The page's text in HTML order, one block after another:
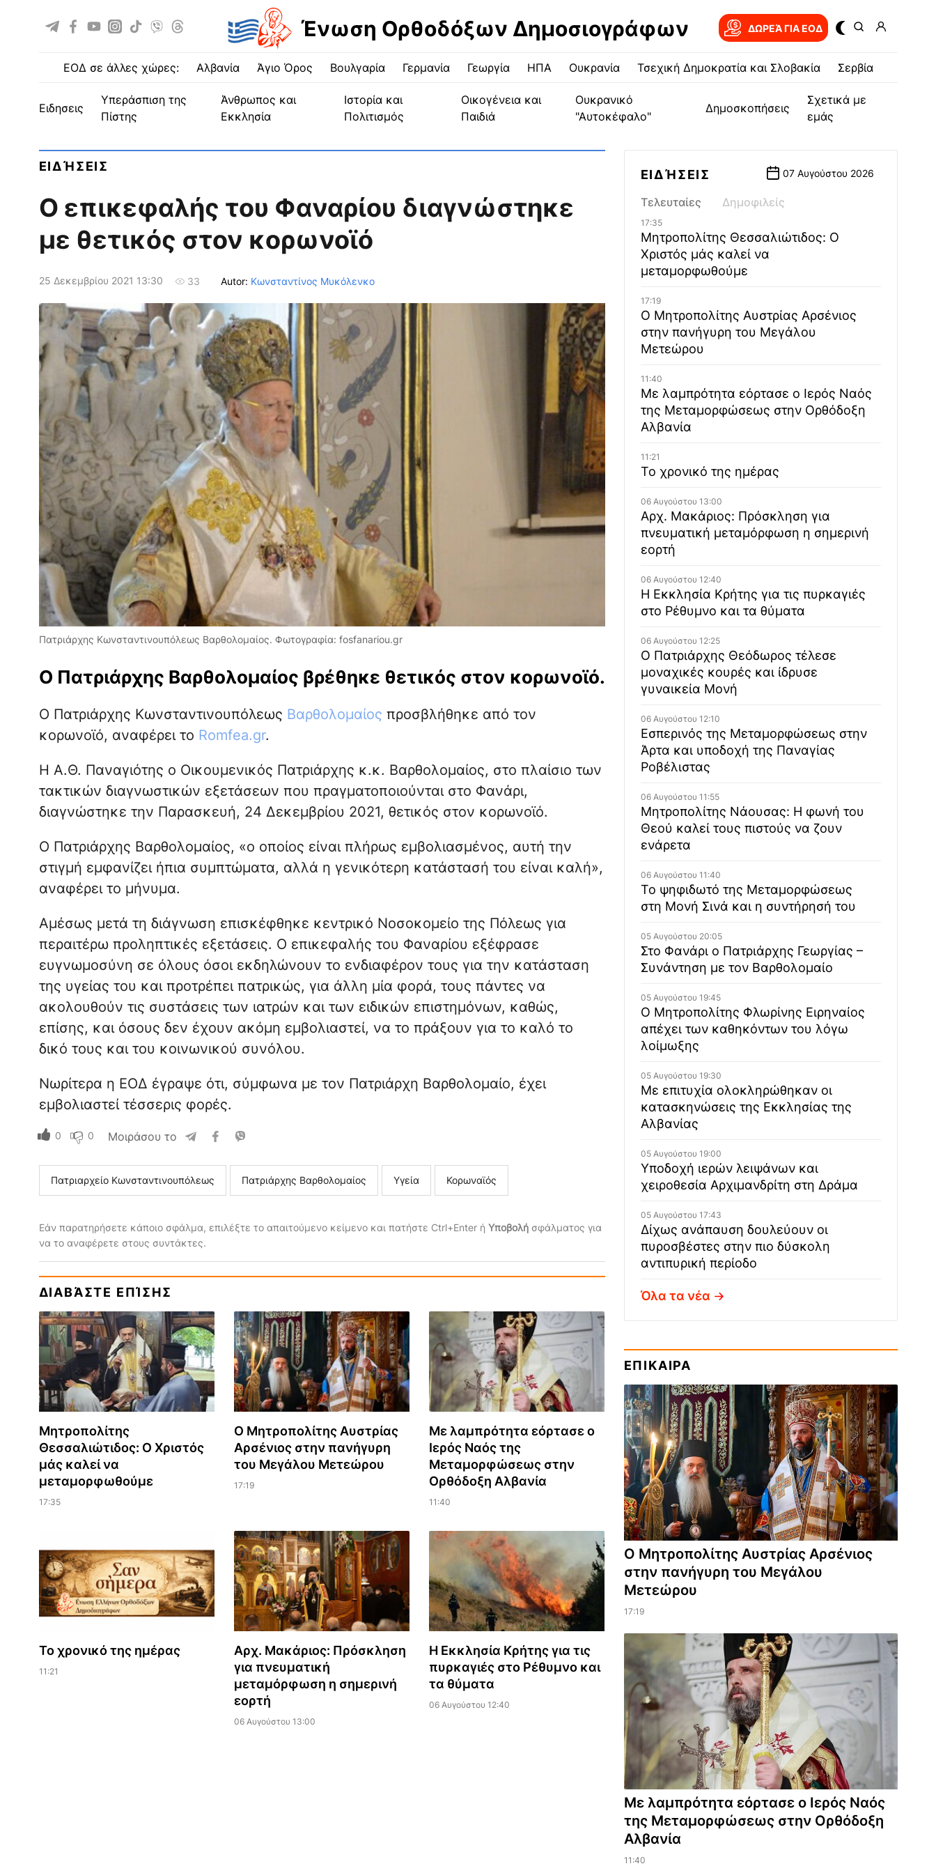
Ένωση Ορθοδόξων Δημοσιογράφων ΔΩΡΕΆ ΓΙΑ EOΔ
ΕΟΔ σε άλλες χώρες: Αλβανία Άγιο Όρος Βουλγαρία Γερμανία Γεωργία ΗΠΑ Ουκρανία Τσεχική Δημοκρατία και Σλοβακία Σερβία
ειδησεις
Υπεράσπιση της
Πίστης
Άνθρωπος και
Εκκλησία
Ιστορία και
Πολιτισμός
Οικογένεια και
Παιδιά
Ουκρανικό
"Αυτοκέφαλο"
Δημοσκοπήσεις
Σχετικά με
εμάς
ΕΙΔΉΣΕΙΣ
Ο επικεφαλής του Φαναρίου διαγνώστηκε
με θετικός στον κορωνοϊό
25 Δεκεμβρίου 2021 13:30 33 Autor: Κωνσταντίνος Μυκόλενκο
Πατριάρχης Κωνσταντινουπόλεως Βαρθολομαίος. Φωτογραφία: fosfanariou.gr
Ο Πατριάρχης Βαρθολομαίος βρέθηκε θετικός στον κορωνοϊό.
Ο Πατριάρχης Κωνσταντινουπόλεως Βαρθολομαίος προσβλήθηκε από τον
κορωνοϊό, αναφέρει το Romfea.gr.
Η Α.Θ. Παναγιότης ο Οικουμενικός Πατριάρχης κ.κ. Βαρθολομαίος, στο πλαίσιο των
τακτικών διαγνωστικών εξετάσεων που πραγματοποιούνται στο Φανάρι,
διαγνώστηκε την Παρασκευή, 24 Δεκεμβρίου 2021, θετικός στον κορωνοϊό.
Ο Πατριάρχης Βαρθολομαίος, «ο οποίος είναι πλήρως εμβολιασμένος, αυτή την
στιγμή εμφανίζει ήπια συμπτώματα, αλλά η γενικότερη κατάστασή του είναι καλή»,
αναφέρει το μήνυμα.
Αμέσως μετά τη διάγνωση επισκέφθηκε κεντρικό Νοσοκομείο της Πόλεως για
περαιτέρω προληπτικές εξετάσεις. Ο επικεφαλής του Φαναρίου εξέφρασε
ευγνωμοσύνη σε όλους όσοι εκδηλώνουν το ενδιαφέρον τους για την κατάσταση
της υγείας του και προτρέπει πατρικώς, για άλλη μία φορά, τους πάντες να
ακολουθούν τις συστάσεις των ιατρών και των ειδικών επιστημόνων, καθώς,
επίσης, και όσους δεν έχουν ακόμη εμβολιαστεί, να το πράξουν για το καλό το
δικό τους και του κοινωνικού συνόλου.
Νωρίτερα η ΕΟΔ έγραψε ότι, σύμφωνα με τον Πατριάρχη Βαρθολομαίο, έχει
εμβολιαστεί τέσσερις φορές.
0 0 Μοιράσου το
Πατριαρχείο Κωνσταντινουπόλεως Πατριάρχης Βαρθολομαίος Υγεία Κορωναϊός
Εάν παρατηρήσετε κάποιο σφάλμα, επιλέξτε το απαιτούμενο κείμενο και πατήστε Ctrl+Enter ή Υποβολήσφάλματος για
να το αναφέρετε στους συντάκτες.
ΔΙΑΒΆΣΤΕ ΕΠΊΣΗΣ
Μητροπολίτης
Θεσσαλιώτιδος: Ο Χριστός
μάς καλεί να
μεταμορφωθούμε
17:35
Ο Μητροπολίτης Αυστρίας
Αρσένιος στην πανήγυρη
του Μεγάλου Μετεώρου
17:19
Με λαμπρότητα εόρτασε ο
Ιερός Ναός της
Μεταμορφώσεως στην
Ορθόδοξη Αλβανία
11:40
Το χρονικό της ημέρας
11:21
Αρχ. Μακάριος: Πρόσκληση
για πνευματική
μεταμόρφωση η σημερινή
εορτή
06 Αυγούστου 13:00
Η Εκκλησία Κρήτης για τις
πυρκαγιές στο Ρέθυμνο και
τα θύματα
06 Αυγούστου 12:40
ΕΙΔΉΣΕΙΣ 07 Αυγούστου 2026
Τελευταίες Δημοφιλείς
17:35
Μητροπολίτης Θεσσαλιώτιδος: Ο
Χριστός μάς καλεί να
μεταμορφωθούμε
17:19
Ο Μητροπολίτης Αυστρίας Αρσένιος
στην πανήγυρη του Μεγάλου
Μετεώρου
11:40
Με λαμπρότητα εόρτασε ο Ιερός Ναός
της Μεταμορφώσεως στην Ορθόδοξη
Αλβανία
11:21
Το χρονικό της ημέρας
06 Αυγούστου 13:00
Αρχ. Μακάριος: Πρόσκληση για
πνευματική μεταμόρφωση η σημερινή
εορτή
06 Αυγούστου 12:40
Η Εκκλησία Κρήτης για τις πυρκαγιές
στο Ρέθυμνο και τα θύματα
06 Αυγούστου 12:25
Ο Πατριάρχης Θεόδωρος τέλεσε
μοναχικές κουρές και ίδρυσε
γυναικεία Μονή
06 Αυγούστου 12:10
Εσπερινός της Μεταμορφώσεως στην
Άρτα και υποδοχή της Παναγίας
Ροβέλιστας
06 Αυγούστου 11:55
Μητροπολίτης Νάουσας: Η φωνή του
Θεού καλεί τους πιστούς να ζουν
ενάρετα
06 Αυγούστου 11:40
Το ψηφιδωτό της Μεταμορφώσεως
στη Μονή Σινά και η συντήρησή του
05 Αυγούστου 20:05
Στο Φανάρι ο Πατριάρχης Γεωργίας –
Συνάντηση με τον Βαρθολομαίο
05 Αυγούστου 19:45
Ο Μητροπολίτης Φλωρίνης Ειρηναίος
απέχει των καθηκόντων του λόγω
λοίμωξης
05 Αυγούστου 19:30
Με επιτυχία ολοκληρώθηκαν οι
κατασκηνώσεις της Εκκλησίας της
Αλβανίας
05 Αυγούστου 19:00
Υποδοχή ιερών λειψάνων και
χειροθεσία Αρχιμανδρίτη στη Δράμα
05 Αυγούστου 17:43
Δίχως ανάπαυση δουλεύουν οι
πυροσβέστες στην πιο δύσκολη
αντιπυρική περίοδο
Όλα τα νέα
ΕΠΙΚΑΙΡΑ
Ο Μητροπολίτης Αυστρίας Αρσένιος
στην πανήγυρη του Μεγάλου
Μετεώρου
17:19
Με λαμπρότητα εόρτασε ο Ιερός Ναός
της Μεταμορφώσεως στην Ορθόδοξη
Αλβανία
11:40